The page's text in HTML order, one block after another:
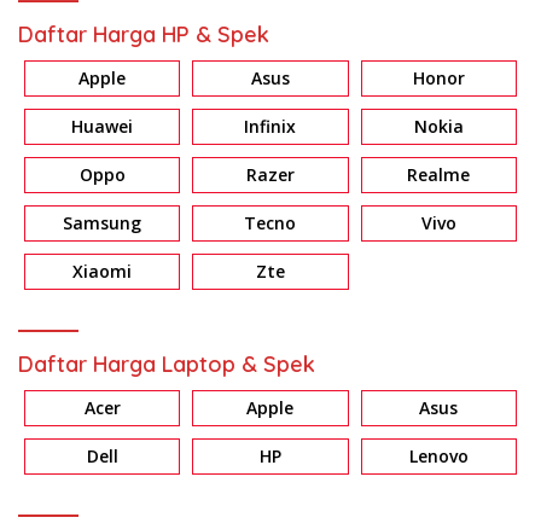
Daftar Harga HP & Spek
Apple Asus Honor
Huawei Infinix Nokia
Oppo Razer Realme
Samsung Tecno Vivo
Xiaomi Zte
Daftar Harga Laptop & Spek
Acer Apple Asus
Dell HP Lenovo